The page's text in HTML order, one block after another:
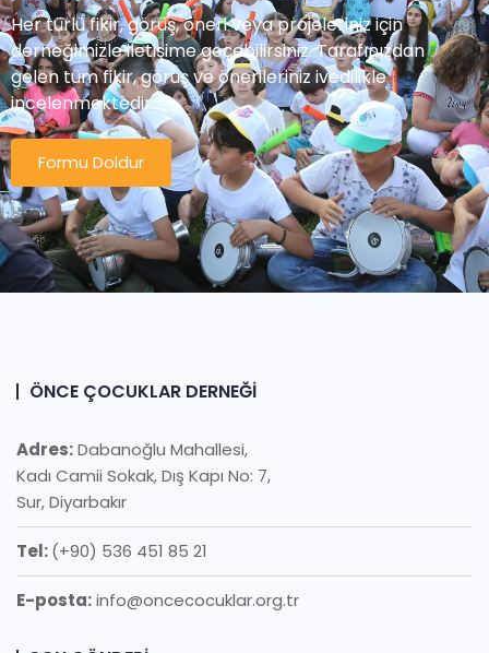
Her türlü fikir, görüş, öneri veya projeleriniz için
derneğimizle iletişime geçebilirsiniz. Tarafınızdan
gelen tüm fikir, görüş ve önerileriniz ivedilikle
incelenmektedir.
Formu Doldur
ÖNCE ÇOCUKLAR DERNEĞI
Adres:Dabanoğlu Mahallesi,
Kadı Camii Sokak, Dış Kapı No: 7,
Sur, Diyarbakır
Tel:(+90) 536 451 85 21
E-posta:info@oncecocuklar.org.tr